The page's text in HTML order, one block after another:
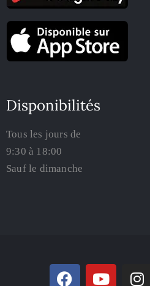
Disponibilités
Tous les jours de
9:30 à 18:00
Sauf le dimanche